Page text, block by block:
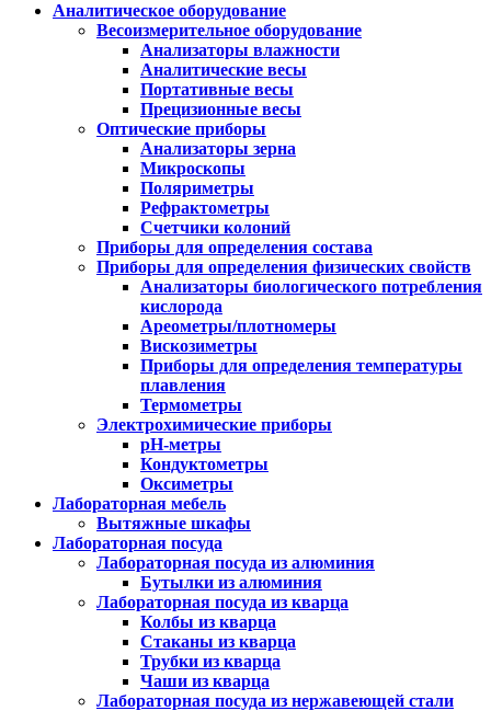
Аналитическое оборудование
Весоизмерительное оборудование
Анализаторы влажности
Аналитические весы
Портативные весы
Прецизионные весы
Оптические приборы
Анализаторы зерна
Микроскопы
Поляриметры
Рефрактометры
Счетчики колоний
Приборы для определения состава
Приборы для определения физических свойств
Анализаторы биологического потребления
кислорода
Ареометры/плотномеры
Вискозиметры
Приборы для определения температуры
плавления
Термометры
Электрохимические приборы
pH-метры
Кондуктометры
Оксиметры
Лабораторная мебель
Вытяжные шкафы
Лабораторная посуда
Лабораторная посуда из алюминия
Бутылки из алюминия
Лабораторная посуда из кварца
Колбы из кварца
Стаканы из кварца
Трубки из кварца
Чаши из кварца
Лабораторная посуда из нержавеющей стали